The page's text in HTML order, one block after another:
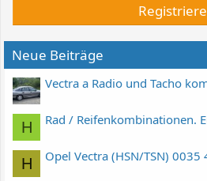
Neue Beiträge
Vectra a Radio und Tacho
H Rad / Reifenkombinationen.
H Opel Vectra (HSN/TSN) 0035